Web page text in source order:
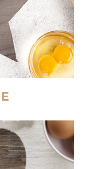
personalmente
e da rivenditori
più serie ed
che governa la